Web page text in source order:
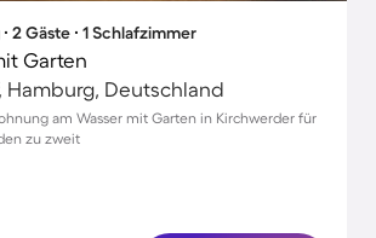
2 Gäste ∙ 1 Schlafzimmer
Garten
Hamburg, Deutschland
am Wasser mit Garten in Kirchwerder für
zu zweit